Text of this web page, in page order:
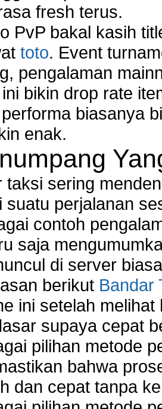
fresh terus.
PvP bakal kasih
toto. Event
pengalaman
bikin drop rate
biasanya
enak.
taksi sering
suatu perjalanan
contoh
saja
di server
berikut Bandar
ini setelah
supaya cepat
pilihan metode
bahwa
dan cepat tanpa